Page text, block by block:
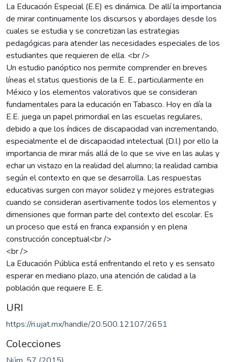
La Educación Especial (E.E) es dinámica. De allí la importancia
de mirar continuamente los discursos y abordajes desde los
cuales se estudia y se concretizan las estrategias
pedagógicas para atender las necesidades especiales de los
estudiantes que requieren de ella. <br />
Un estudio panóptico nos permite comprender en breves
líneas el status questionis de la E. E., particularmente en
México y los elementos valorativos que se consideran
fundamentales para la educación en Tabasco. Hoy en día la
E.E. juega un papel primordial en las escuelas regulares,
debido a que los índices de discapacidad van incrementando,
especialmente el de discapacidad intelectual (D.I.) por ello la
importancia de mirar más allá de lo que se vive en las aulas y
echar un vistazo en la realidad del alumno; la realidad cambia
según el contexto en que se desarrolla. Las respuestas
educativas surgen con mayor solidez y mejores estrategias
cuando se consideran asertivamente todos los elementos y
dimensiones que forman parte del contexto del escolar. Es
un proceso que está en franca expansión y en plena
construcción conceptual<br />
<br />
La Educación Pública está enfrentando el reto y es sensato
esperar en mediano plazo, una atención de calidad a la
población que requiere E. E.
URI
https://ri.ujat.mx/handle/20.500.12107/2651
Colecciones